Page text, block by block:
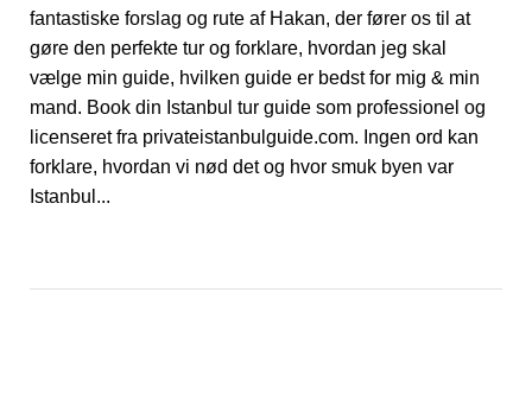
fantastiske forslag og rute af Hakan, der fører os til at
gøre den perfekte tur og forklare, hvordan jeg skal
vælge min guide, hvilken guide er bedst for mig & min
mand. Book din Istanbul tur guide som professionel og
licenseret fra privateistanbulguide.com. Ingen ord kan
forklare, hvordan vi nød det og hvor smuk byen var
Istanbul...